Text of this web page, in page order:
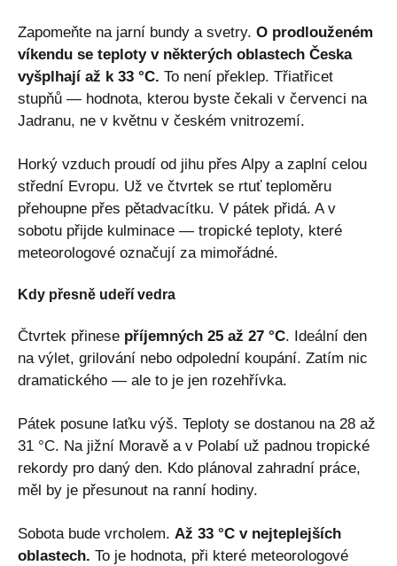
Zapomeňte na jarní bundy a svetry. O prodlouženém
víkendu se teploty v některých oblastech Česka
vyšplhají až k 33 °C. To není překlep. Třiatřicet
stupňů — hodnota, kterou byste čekali v červenci na
Jadranu, ne v květnu v českém vnitrozemí.
Horký vzduch proudí od jihu přes Alpy a zaplní celou
střední Evropu. Už ve čtvrtek se rtuť teploměru
přehoupne přes pětadvacítku. V pátek přidá. A v
sobotu přijde kulminace — tropické teploty, které
meteorologové označují za mimořádné.
Kdy přesně udeří vedra
Čtvrtek přinese příjemných 25 až 27 °C. Ideální den
na výlet, grilování nebo odpolední koupání. Zatím nic
dramatického — ale to je jen rozehřívka.
Pátek posune laťku výš. Teploty se dostanou na 28 až
31 °C. Na jižní Moravě a v Polabí už padnou tropické
rekordy pro daný den. Kdo plánoval zahradní práce,
měl by je přesunout na ranní hodiny.
Sobota bude vrcholem. Až 33 °C v nejteplejších
oblastech. To je hodnota, při které meteorologové